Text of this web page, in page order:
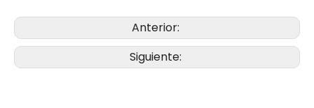
Anterior:
Siguiente: